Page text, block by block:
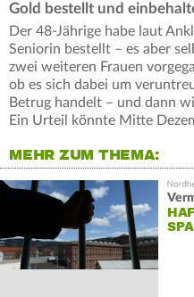
Gold bestellt und
Der 48-Jährige habe laut
Seniorin bestellt – es aber
zwei weiteren Frauen
ob es sich dabei um
Betrug handelt – und dann
Ein Urteil könnte Mitte
MEHR ZUM THEMA: